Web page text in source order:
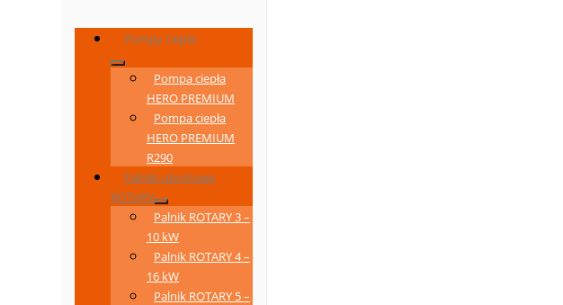
Pompy ciepła
Pompa ciepła
HERO PREMIUM
Pompa ciepła
HERO PREMIUM
R290
Palniki obrotowe
ROTARY
Palnik ROTARY 3 –
10 kW
Palnik ROTARY 4 –
16 kW
Palnik ROTARY 5 –